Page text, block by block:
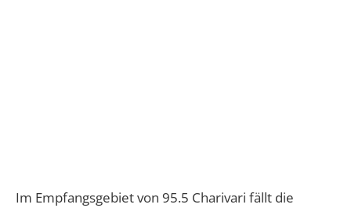
Im Empfangsgebiet von 95.5 Charivari fällt die